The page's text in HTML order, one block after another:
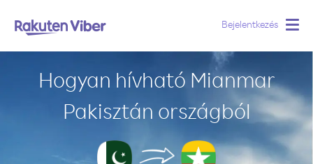
Bejelentkezés
Hogyan hívható Mianmar
Pakisztán országból